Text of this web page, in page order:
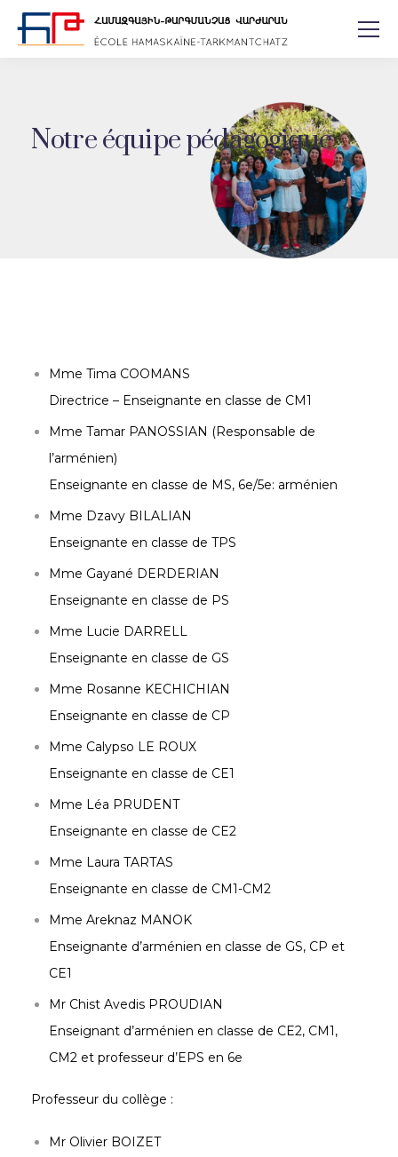
Notre équipe pédagogique
Mme Tima COOMANS
Directrice – Enseignante en classe de CM1
Mme Tamar PANOSSIAN (Responsable de
l’arménien)
Enseignante en classe de MS, 6e/5e: arménien
Mme Dzavy BILALIAN
Enseignante en classe de TPS
Mme Gayané DERDERIAN
Enseignante en classe de PS
Mme Lucie DARRELL
Enseignante en classe de GS
Mme Rosanne KECHICHIAN
Enseignante en classe de CP
Mme Calypso LE ROUX
Enseignante en classe de CE1
Mme Léa PRUDENT
Enseignante en classe de CE2
Mme Laura TARTAS
Enseignante en classe de CM1-CM2
Mme Areknaz MANOK
Enseignante d’arménien en classe de GS, CP et
CE1
Mr Chist Avedis PROUDIAN
Enseignant d’arménien en classe de CE2, CM1,
CM2 et professeur d’EPS en 6e
Professeur du collège :
Mr Olivier BOIZET